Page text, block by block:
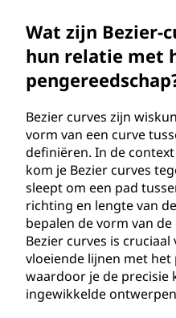
Wat zijn Bezier-
hun relatie met
Bezier curves zijn
vorm van een curve
definiëren. In de
kom je Bezier curves
sleept om een pad
richting en lengte van
bepalen de vorm van
Bezier curves is
vloeiende lijnen met het
waardoor je de
ingewikkelde